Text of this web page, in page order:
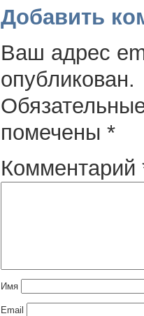
Добавить
Ваш адрес
опубликован.
помечены *
Комментарий
Имя
Email